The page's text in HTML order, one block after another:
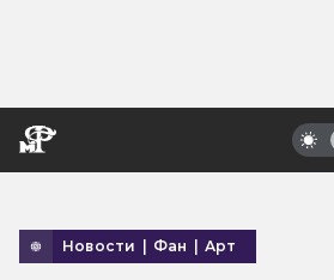
Новости | Фан | Арт